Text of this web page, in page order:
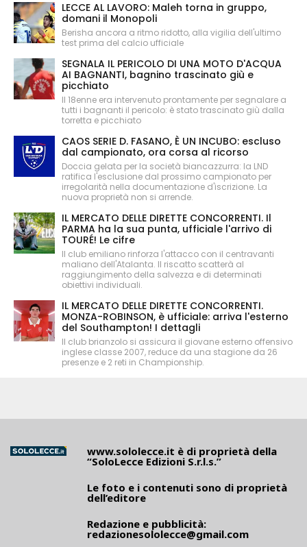
LECCE AL LAVORO: Maleh torna in gruppo,
domani il Monopoli
Berisha ancora a ritmo ridotto, alla vigilia dell'ultimo
test prima del calcio ufficiale
SEGNALA IL PERICOLO DI UNA MOTO D'ACQUA
AI BAGNANTI, bagnino trascinato giù e
picchiato
Il 18enne era intervenuto prontamente per segnalare a
tutti i bagnanti il pericolo: è stato trascinato giù dalla
torretta e picchiato
CAOS SERIE D. FASANO, È UN INCUBO: escluso
dal campionato, ora corsa al ricorso
Doccia gelata per la società biancazzurra: la LND
ratifica l'esclusione dal prossimo campionato per
irregolarità nella documentazione d'iscrizione. La
nuova proprietà non si arrende.
IL MERCATO DELLE DIRETTE CONCORRENTI. Il
PARMA ha la sua punta, ufficiale l'arrivo di
TOURÉ! Le cifre
Il club emiliano rinforza l'attacco con il centravanti
maliano dell'Atalanta. Il riscatto scatterà al
raggiungimento della salvezza e di determinati
obiettivi individuali.
IL MERCATO DELLE DIRETTE CONCORRENTI.
MONZA-ROBINSON, è ufficiale: arriva l'esterno
del Southampton! I dettagli
Il club brianzolo si assicura il giovane esterno offensivo
inglese classe 2007, reduce da una stagione da 26
presenze e 2 reti in Championship.
www.sololecce.it è di proprietà della
“SoloLecce Edizioni S.r.l.s.”
Le foto e i contenuti sono di proprietà
dell’editore
Redazione e pubblicità:
redazionesololecce@gmail.com